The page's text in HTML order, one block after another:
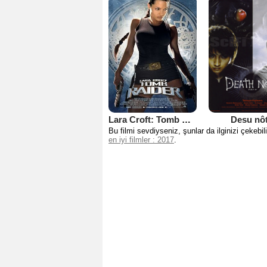
Lara Croft: Tomb Raider Desu
Bu filmi sevdiyseniz, şunlar da ilginizi
en iyi filmler : 2017.